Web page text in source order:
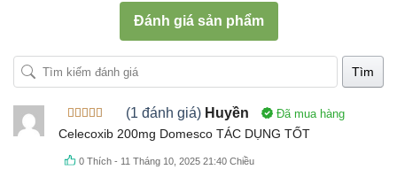
Đánh giá sản phẩm
Tìm
Được xếp
hạng55
sao
(1 đánh giá) Huyền Đã mua hàng
Celecoxib 200mg Domesco TÁC DỤNG TỐT
0 Thích - 11 Tháng 10, 2025 21:40 Chiều